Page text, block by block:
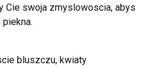
Cie swoja zmyslowoscia, abys
bluszczu, kwiaty